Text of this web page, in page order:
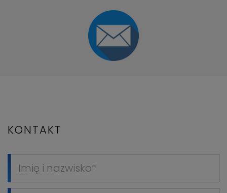
KONTAKT